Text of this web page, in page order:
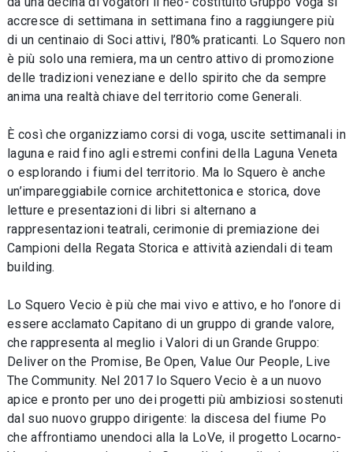
accresce di settimana in settimana fino a raggiungere più
di un centinaio di Soci attivi, l’80% praticanti. Lo Squero non
è più solo una remiera, ma un centro attivo di promozione
delle tradizioni veneziane e dello spirito che da sempre
anima una realtà chiave del territorio come Generali.
È così che organizziamo corsi di voga, uscite settimanali in
laguna e raid fino agli estremi confini della Laguna Veneta
o esplorando i fiumi del territorio. Ma lo Squero è anche
un’impareggiabile cornice architettonica e storica, dove
letture e presentazioni di libri si alternano a
rappresentazioni teatrali, cerimonie di premiazione dei
Campioni della Regata Storica e attività aziendali di team
building.
Lo Squero Vecio è più che mai vivo e attivo, e ho l’onore di
essere acclamato Capitano di un gruppo di grande valore,
che rappresenta al meglio i Valori di un Grande Gruppo:
Deliver on the Promise, Be Open, Value Our People, Live
The Community. Nel 2017 lo Squero Vecio è a un nuovo
apice e pronto per uno dei progetti più ambiziosi sostenuti
dal suo nuovo gruppo dirigente: la discesa del fiume Po
che affrontiamo unendoci alla la LoVe, il progetto Locarno-